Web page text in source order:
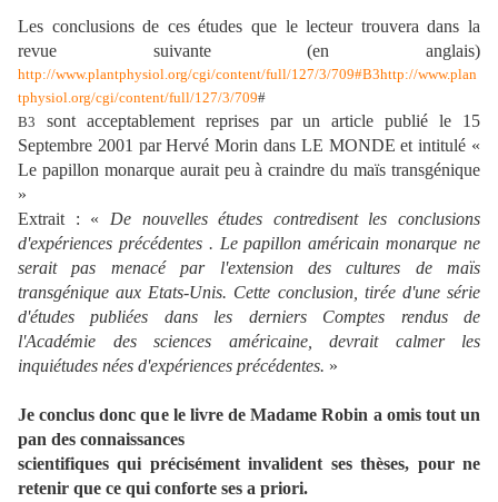
Les conclusions de ces études que le lecteur trouvera dans la
revue suivante (en anglais)
http://www.plantphysiol.org/cgi/content/full/127/3/709#B3http://www.plan
tphysiol.org/cgi/content/full/127/3/709#
B3
sont acceptablement reprises par un article publié le 15
Septembre 2001 par Hervé Morin dans LE MONDE et intitulé «
Le papillon monarque aurait peu à craindre du maïs transgénique
»
Extrait : « De nouvelles études contredisent les conclusions
d'expériences précédentes . Le papillon américain monarque ne
serait pas menacé par l'extension des cultures de maïs
transgénique aux Etats-Unis. Cette conclusion, tirée d'une série
d'études publiées dans les derniers Comptes rendus de
l'Académie des sciences américaine, devrait calmer les
inquiétudes nées d'expériences précédentes. »
Je conclus donc que le livre de Madame Robin a omis tout un
pan des connaissances
scientifiques qui précisément invalident ses thèses, pour ne
retenir que ce qui conforte ses a priori.